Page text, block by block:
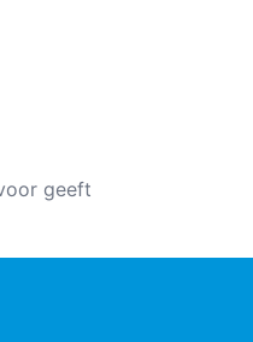
geeft